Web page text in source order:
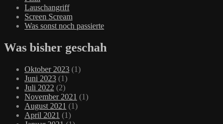
Lauschangriff
Screen Scream
Was sonst noch passierte
Was bisher geschah
Oktober 2023 (1)
Juni 2023 (1)
Juli 2022 (2)
November 2021 (1)
August 2021 (1)
April 2021 (1)